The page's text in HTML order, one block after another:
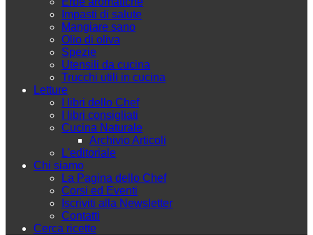
Impasti di salute
Mangiare sano
Olio di oliva
Spezie
Utensili da cucina
Trucchi utili in cucina
Letture
I libri dello Chef
I libri consigliati
Cucina Naturale
Archivio Articoli
L'editoriale
Chi siamo
La Pagina dello Chef
Corsi ed Eventi
Iscriviti alla Newsletter
Contatti
Cerca ricette